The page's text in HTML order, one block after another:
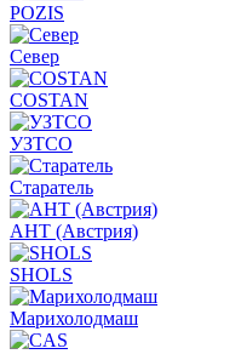
POZIS
Север
COSTAN
УЗТСО
Старатель
АНТ (Австрия)
SHOLS
Марихолодмаш